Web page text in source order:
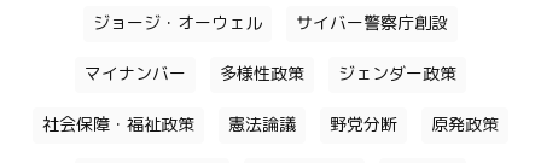
ジョージ・オーウェル サイバー警察庁創設
マイナンバー 多様性政策 ジェンダー政策
社会保障・福祉政策 憲法論議 野党分断 原発政策